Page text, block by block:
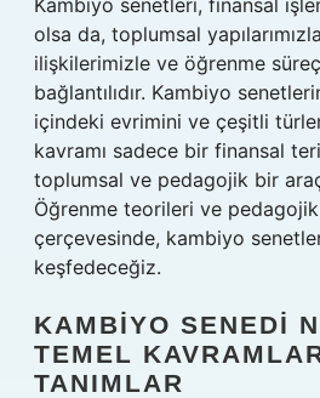
Kambiyo senetleri, finansal
olsa da, toplumsal
ilişkilerimizle ve öğrenme
bağlantılıdır. Kambiyo
içindeki evrimini ve çeşitli
kavramı sadece bir finansal
toplumsal ve pedagojik bir
Öğrenme teorileri ve pedagojik
çerçevesinde, kambiyo
keşfedeceğiz.
KAMBIYO SENEDI
TEMEL
TANIMLAR